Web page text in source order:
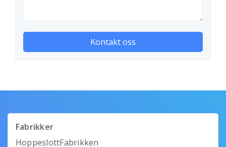
Fabrikker
HoppeslottFabrikken